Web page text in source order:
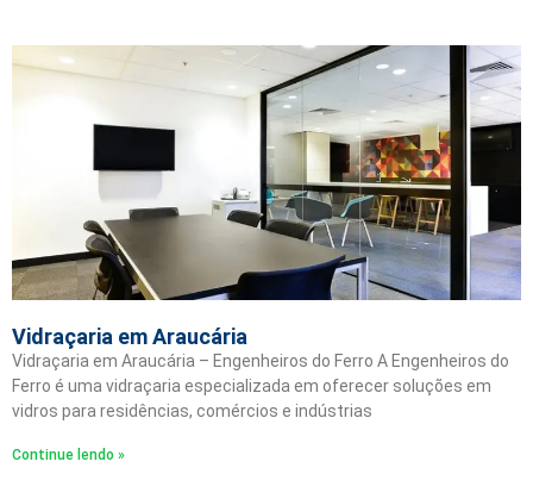
Vidraçaria em Araucária
Vidraçaria em Araucária – Engenheiros do Ferro A Engenheiros do
Ferro é uma vidraçaria especializada em oferecer soluções em
vidros para residências, comércios e indústrias
Continue lendo »